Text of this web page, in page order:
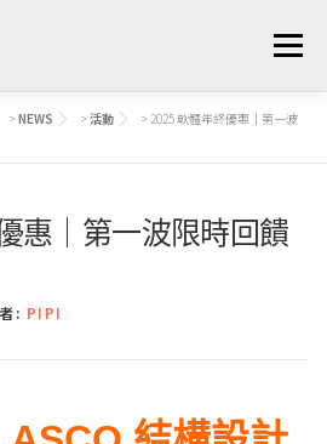
選單
我們 聯絡我們 鋼筋學堂
>NEWS >活動 > 2025 軟體年終優惠｜第一波
惠｜第一波限時回饋
: PIPI